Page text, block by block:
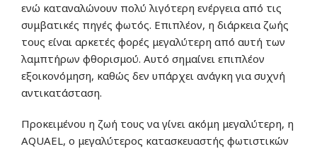
ενώ καταναλώνουν πολύ λιγότερη ενέργεια από τις
συμβατικές πηγές φωτός. Επιπλέον, η διάρκεια ζωής
τους είναι αρκετές φορές μεγαλύτερη από αυτή των
λαμπτήρων φθορισμού. Αυτό σημαίνει επιπλέον
εξοικονόμηση, καθώς δεν υπάρχει ανάγκη για συχνή
αντικατάσταση.
Προκειμένου η ζωή τους να γίνει ακόμη μεγαλύτερη, η
AQUAEL, ο μεγαλύτερος κατασκευαστής φωτιστικών